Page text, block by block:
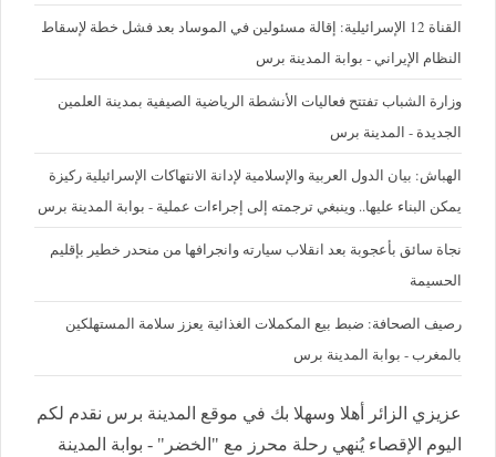
القناة 12 الإسرائيلية: إقالة مسئولين في الموساد بعد فشل خطة لإسقاط
النظام الإيراني - بوابة المدينة برس
وزارة الشباب تفتتح فعاليات الأنشطة الرياضية الصيفية بمدينة العلمين
الجديدة - المدينة برس
الهباش: بيان الدول العربية والإسلامية لإدانة الانتهاكات الإسرائيلية ركيزة
يمكن البناء عليها.. وينبغي ترجمته إلى إجراءات عملية - بوابة المدينة برس
نجاة سائق بأعجوبة بعد انقلاب سيارته وانجرافها من منحدر خطير بإقليم
الحسيمة
رصيف الصحافة: ضبط بيع المكملات الغذائية يعزز سلامة المستهلكين
بالمغرب - بوابة المدينة برس
عزيزي الزائر أهلا وسهلا بك في موقع المدينة برس نقدم لكم
اليوم الإقصاء يُنهي رحلة محرز مع "الخضر" - بوابة المدينة